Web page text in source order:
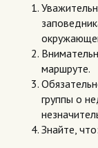
маршруте.
группы о
Знайте, что: